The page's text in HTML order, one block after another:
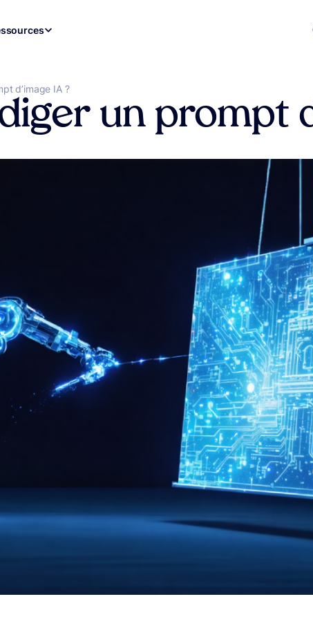
d’image IA ?
un prompt